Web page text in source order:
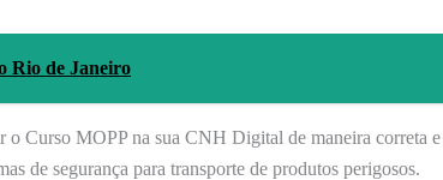
Rio de Janeiro
o Curso MOPP na sua CNH Digital de maneira correta e
de segurança para transporte de produtos perigosos.